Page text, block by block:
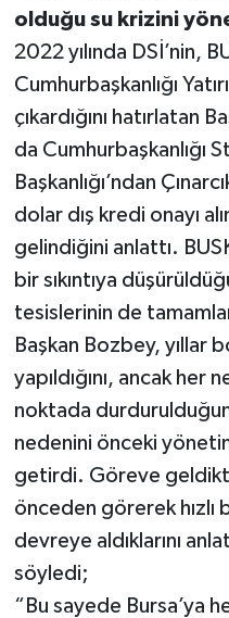
olduğu su krizini
2022 yılında DSİ’nin,
Cumhurbaşkanlığı
çıkardığını hatırlatan
da Cumhurbaşkanlığı
Başkanlığı’ndan
dolar dış kredi onayı
gelindiğini anlattı.
bir sıkıntıya
tesislerinin de
Başkan Bozbey, yıllar
yapıldığını, ancak her
noktada
nedenini önceki
getirdi. Göreve
önceden görerek hızlı
devreye aldıklarını
söyledi;
“Bu sayede Bursa’ya